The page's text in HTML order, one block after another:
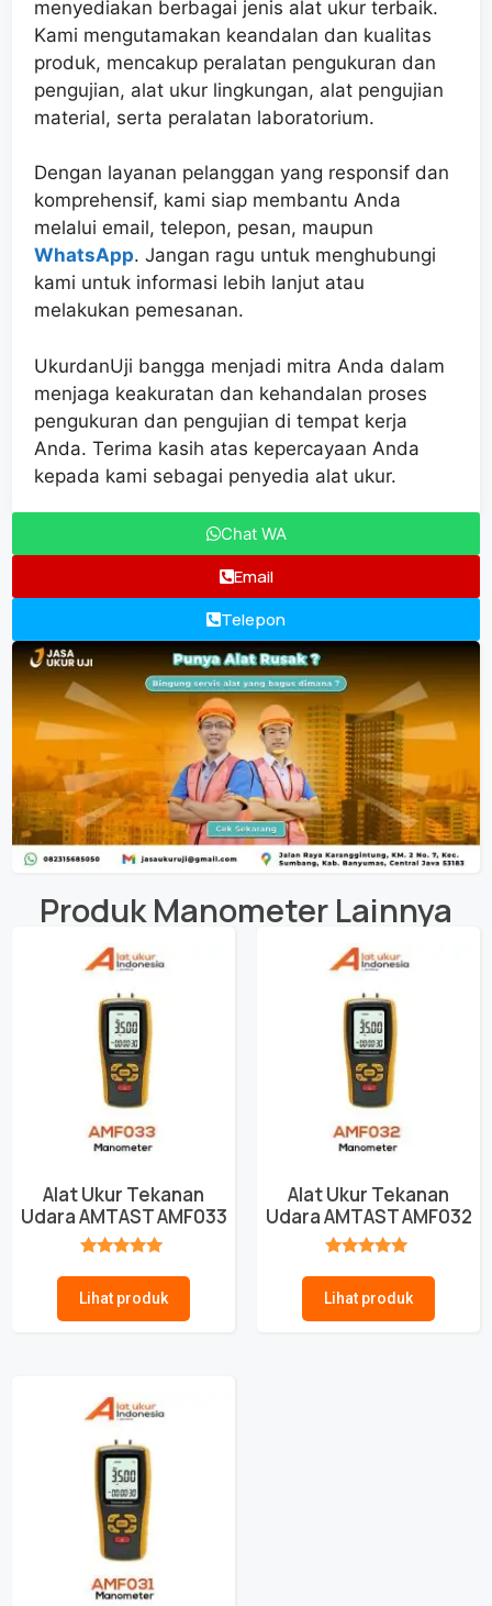
menyediakan berbagai jenis alat ukur terbaik.
Kami mengutamakan keandalan dan kualitas
produk, mencakup peralatan pengukuran dan
pengujian, alat ukur lingkungan, alat pengujian
material, serta peralatan laboratorium.
Dengan layanan pelanggan yang responsif dan
komprehensif, kami siap membantu Anda
melalui email, telepon, pesan, maupun
WhatsApp. Jangan ragu untuk menghubungi
kami untuk informasi lebih lanjut atau
melakukan pemesanan.
UkurdanUji bangga menjadi mitra Anda dalam
menjaga keakuratan dan kehandalan proses
pengukuran dan pengujian di tempat kerja
Anda. Terima kasih atas kepercayaan Anda
kepada kami sebagai penyedia alat ukur.
Chat WA
Email
Telepon
ProdukManometer Lainnya
Alat Ukur Tekanan
Udara AMTAST AMF033
Lihat produk
Alat Ukur Tekanan
Udara AMTAST AMF032
Lihat produk